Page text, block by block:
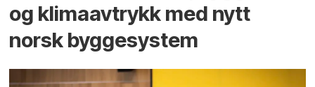
og klima­avtrykk med nytt
norsk bygge­system